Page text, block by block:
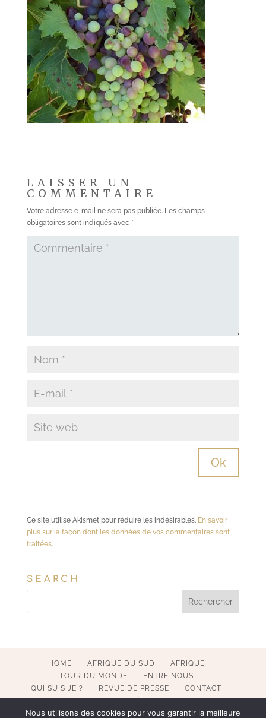
LAISSER UN
COMMENTAIRE
Votre adresse e-mail ne sera pas publiée. Les champs
obligatoires sont indiqués avec *
Ce site utilise Akismet pour réduire les indésirables. En savoir
plus sur la façon dont les données de vos commentaires sont
traitées.
SEARCH
HOME AFRIQUE DU SUD
AFRIQUE
TOUR DU MONDE
ENTRE NOUS
QUI SUIS JE ?
REVUE DE PRESSE
CONTACT
Nous utilisons des cookies pour vous garantir la meilleure